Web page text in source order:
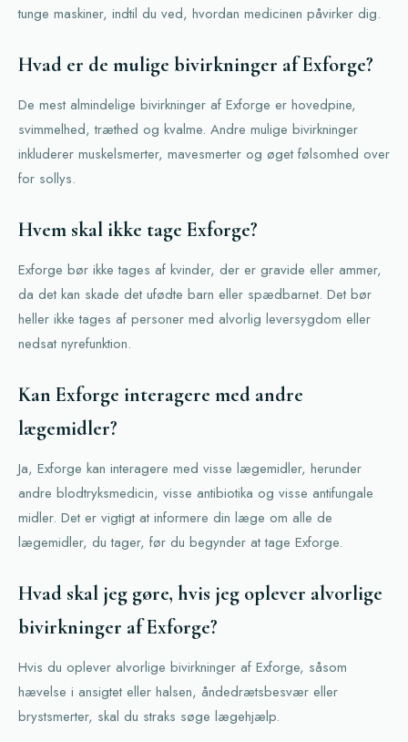
tunge maskiner, indtil du ved, hvordan medicinen påvirker dig.
Hvad er de mulige bivirkninger af Exforge?
De mest almindelige bivirkninger af Exforge er hovedpine,
svimmelhed, træthed og kvalme. Andre mulige bivirkninger
inkluderer muskelsmerter, mavesmerter og øget følsomhed over
for sollys.
Hvem skal ikke tage Exforge?
Exforge bør ikke tages af kvinder, der er gravide eller ammer,
da det kan skade det ufødte barn eller spædbarnet. Det bør
heller ikke tages af personer med alvorlig leversygdom eller
nedsat nyrefunktion.
Kan Exforge interagere med andre
lægemidler?
Ja, Exforge kan interagere med visse lægemidler, herunder
andre blodtryksmedicin, visse antibiotika og visse antifungale
midler. Det er vigtigt at informere din læge om alle de
lægemidler, du tager, før du begynder at tage Exforge.
Hvad skal jeg gøre, hvis jeg oplever alvorlige
bivirkninger af Exforge?
Hvis du oplever alvorlige bivirkninger af Exforge, såsom
hævelse i ansigtet eller halsen, åndedrætsbesvær eller
brystsmerter, skal du straks søge lægehjælp.